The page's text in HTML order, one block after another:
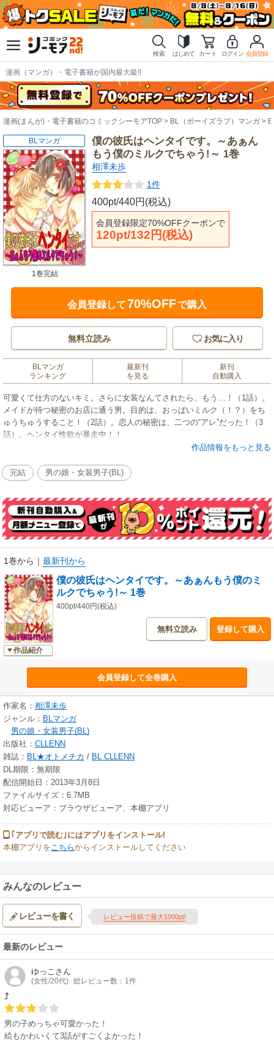
検索 はじめて カート ログイン 会員登録
漫画（マンガ）・電子書籍が国内最大級!!
漫画(まんが)・電子書籍のコミックシーモアTOP BL（ボーイズラブ）マンガ
僕の彼氏はヘンタイです。～あぁん
もう僕のミルクでちゃう!～ 1巻
相澤未歩
1件
400pt/440円(税込)
会員登録限定70%OFFクーポンで
120pt/132円(税込)
BLマンガ
1巻完結
会員登録して70%OFFで購入
無料立読み お気に入り
BLマンガ
ランキング
最新刊
を見る
新刊
自動購入
可愛くて仕方のないキミ。さらに女装なんてされたら、もう…！（1話）。
メイドが待つ秘密のお店に通う男。目的は、おっぱいミルク（！？）をち
ゅうちゅうすること！（2話）。恋人の秘密は、二つの“アレ”だった！（3
話）。ヘンタイ性欲が暴走中！！
作品情報をもっと見る
完結 男の娘・女装男子(BL)
1巻から ｜ 最新刊から
作品紹介
僕の彼氏はヘンタイです。～あぁんもう僕のミ
ルクでちゃう!～ 1巻
400pt/440円(税込)
無料立読み 登録して購入
会員登録して全巻購入
作家名： 相澤未歩
ジャンル： BLマンガ
男の娘・女装男子(BL)
出版社： CLLENN
雑誌： BL★オトメチカ / BL CLLENN
DL期限：無期限
配信開始日：2013年3月8日
ファイルサイズ：6.7MB
対応ビューア：ブラウザビューア、本棚アプリ
｢アプリで読む｣にはアプリをインストール!
本棚アプリをこちらからインストールしてください
みんなのレビュー
レビューを書く レビュー投稿で最大1000pt!
最新のレビュー
ゆっこ さん
(女性/20代) 総レビュー数：1件
⤴
男の子めっちゃ可愛かった！
絵もかわいくて3話がすごくよかった！